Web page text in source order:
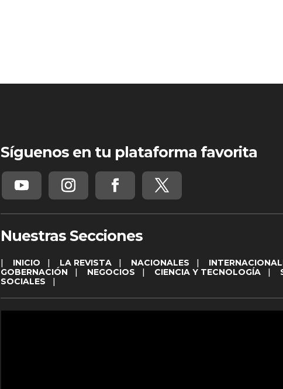
Síguenos en tu plataforma favorita
Nuestras Secciones
INICIO LA REVISTA| NACIONALES
GOBERNACIÓN
NEGOCIOS CIENCIA Y TECNOLOGÍA|
SOCIALES